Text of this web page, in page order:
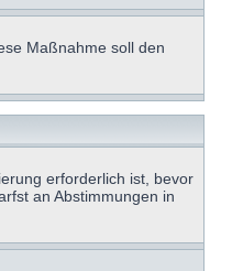
Maßnahme soll den
erforderlich ist, bevor
an Abstimmungen in